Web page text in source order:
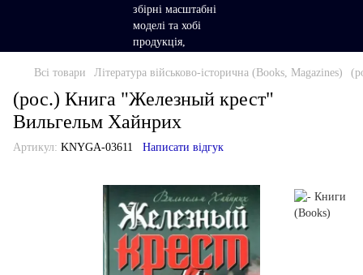
Всі товари Література військово-історична (Books, Magazines)
(рос.) Книга "Железный крест"
Вильгельм Хайнрих
Артикул: KNYGA-03611 Написати відгук